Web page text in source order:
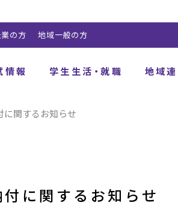
情報 学生生活・就職 地域
の方 地域一般の方
関するお知らせ
に関するお知らせ